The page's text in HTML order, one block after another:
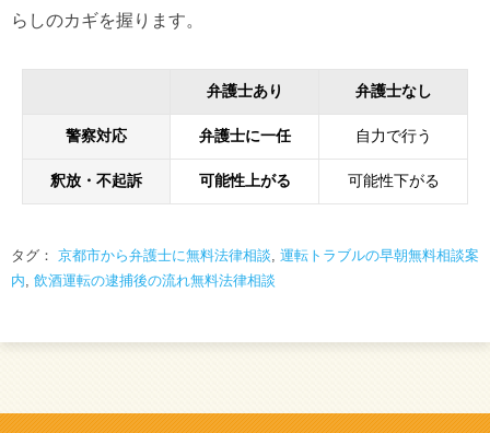
らしのカギを握ります。
弁護士あり 弁護士なし
警察対応 弁護士に一任 自力で行う
釈放・不起訴 可能性上がる 可能性下がる
タグ： 京都市から弁護士に無料法律相談, 運転トラブルの早朝無料相談案
内, 飲酒運転の逮捕後の流れ無料法律相談